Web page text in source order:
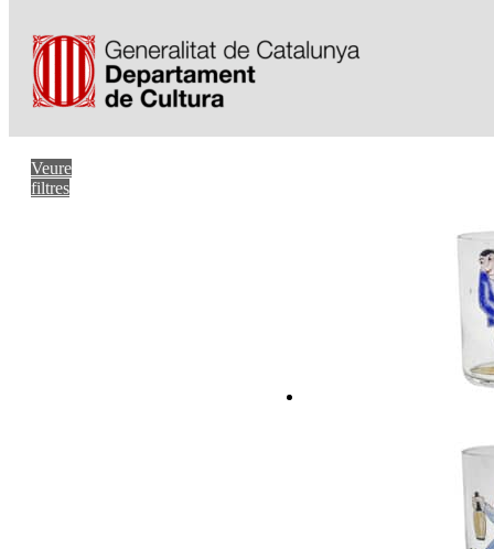
Veure
filtres